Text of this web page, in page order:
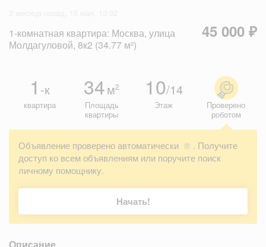
1-комнатная квартира: Москва, улица
Молдагуловой, 8к2 (34.77 м²)
45 000 ₽
1 -к
квартира
34м2
Площадь
квартиры
10/14
Этаж
Проверено
роботом
Объявление проверено автоматически ?
. Получите
доступ ко всем объявлениям или поручите поиск
личному помощнику.
Начать!